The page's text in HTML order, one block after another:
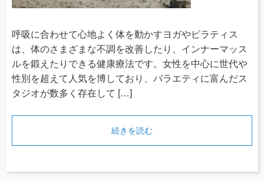
呼吸に合わせて心地よく体を動かすヨガやピラティス
は、体のさまざまな不調を改善したり、インナーマッス
ルを鍛えたりできる健康療法です。女性を中心に世代や
性別を超えて人気を博しており、バラエティに富んだス
タジオが数多く存在して […]
続きを読む